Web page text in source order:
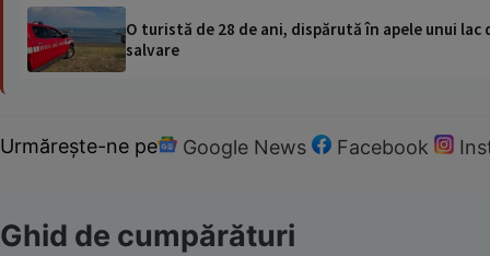
O turistă de 28 de ani, dispărută în apele unui
salvare
Urmărește-ne pe Google News Facebook
Ghid de cumpărături